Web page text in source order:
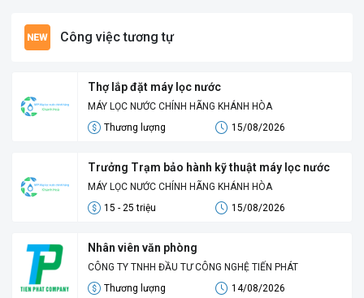
Công việc tương tự
Thợ lắp đặt máy lọc nước
MÁY LỌC NƯỚC CHÍNH HÃNG KHÁNH HÒA
Thương lượng
15/08/2026
Trưởng Trạm bảo hành kỹ thuật máy lọc nước
MÁY LỌC NƯỚC CHÍNH HÃNG KHÁNH HÒA
15 - 25 triệu
15/08/2026
Nhân viên văn phòng
CÔNG TY TNHH ĐẦU TƯ CÔNG NGHỆ TIẾN PHÁT
Thương lượng
14/08/2026